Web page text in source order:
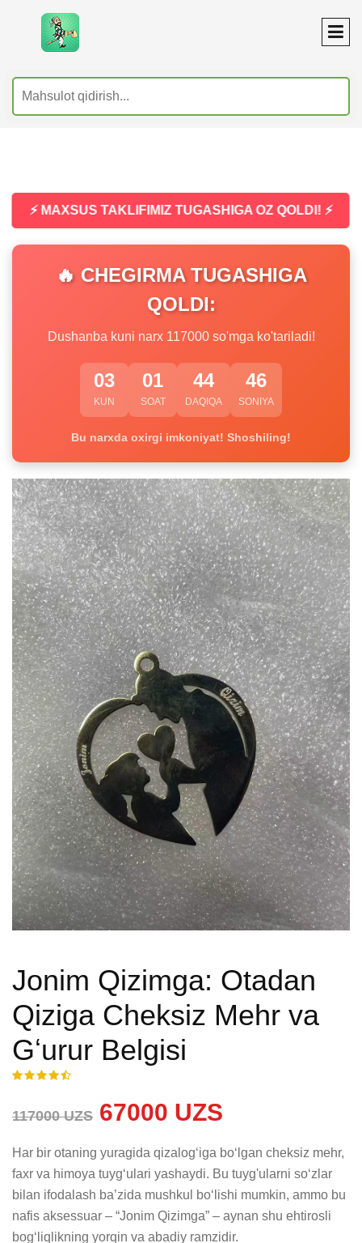
⚡ MAXSUS TAKLIFIMIZ TUGASHIGA OZ QOLDI! ⚡
🔥 CHEGIRMA TUGASHIGA
QOLDI:
Dushanba kuni narx 117000 so'mga ko'tariladi!
03
KUN
01
SOAT
44
DAQIQA
46
SONIYA
Bu narxda oxirgi imkoniyat! Shoshiling!
Jonim Qizimga: Otadan
Qiziga Cheksiz Mehr va
Gʻurur Belgisi
117000 UZS 67000 UZS
Har bir otaning yuragida qizalog‘iga bo‘lgan cheksiz mehr,
faxr va himoya tuyg‘ulari yashaydi. Bu tuyg'ularni so‘zlar
bilan ifodalash ba’zida mushkul bo‘lishi mumkin, ammo bu
nafis aksessuar – “Jonim Qizimga” – aynan shu ehtirosli
bog‘liqlikning yorqin va abadiy ramzidir.